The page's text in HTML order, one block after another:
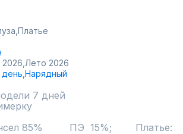
Платье
Лето 2026
Нарядный
7 дней
85%         ПЭ  15%;        Платье: